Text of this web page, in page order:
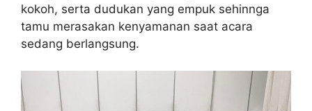
kokoh, serta dudukan yang empuk sehinnga
tamu merasakan kenyamanan saat acara
sedang berlangsung.